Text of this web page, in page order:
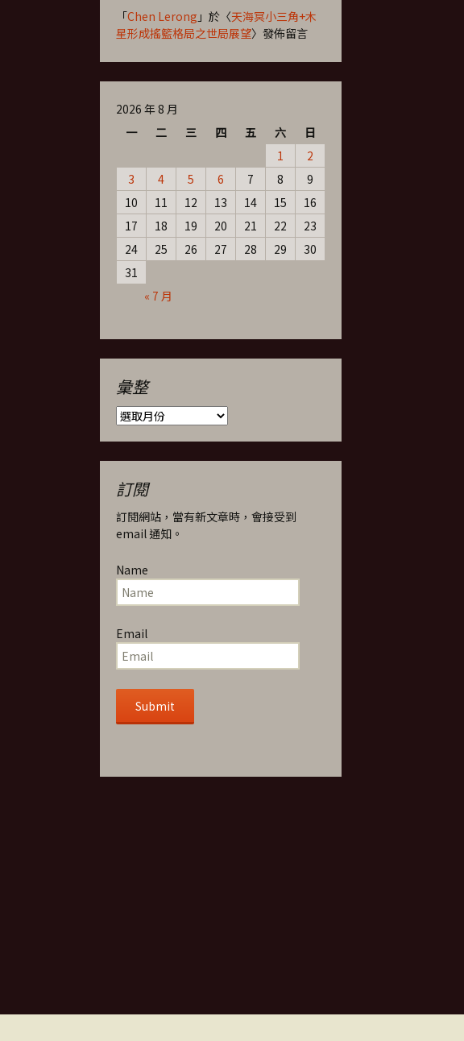
「Chen Lerong 」於〈天海冥小三角+木
星形成搖籃格局之世局展望〉發佈留言
2026 年 8 月
一
二 三 四 五 六
日
1
2
3
4 5 6 7 8
9
10
11 12 13 14 15
16
17
18 19 20 21 22
23
24
25 26 27 28 29
30
31
« 7 月
彙整
彙
整
訂閱
訂閱網站，當有新文章時，會接受到
email 通知。
Name
Email